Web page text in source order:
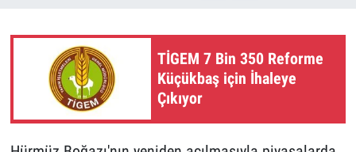
TİGEM 7 Bin 350 Reforme
Küçükbaş için İhaleye
Çıkıyor